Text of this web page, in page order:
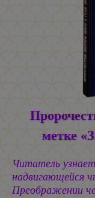
метке
Читатель
надвигающейся
Преображении